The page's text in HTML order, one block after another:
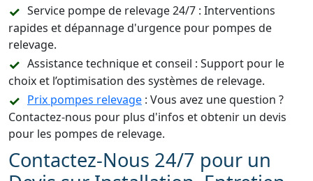
Service pompe de relevage 24/7 : Interventions
rapides et dépannage d'urgence pour pompes de
relevage.
Assistance technique et conseil : Support pour le
choix et l’optimisation des systèmes de relevage.
Prix pompes relevage : Vous avez une question ?
Contactez-nous pour plus d'infos et obtenir un devis
pour les pompes de relevage.
Contactez-Nous 24/7 pour un